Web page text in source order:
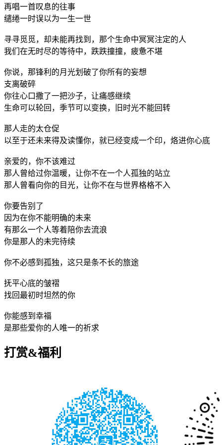
再唱一首叹息的往事
缱绻一时误以为一生一世
寻寻觅觅，却未能再找到，那个生命中冥冥注定的人
我们在无时尽的等待中，跌跌撞撞，疲惫不堪
你说，那锋利的月光划破了你所有的妄想
支离破碎
你往心口撒了一把沙子，让痛感继续
生命可以轮回，季节可以变换，旧时光不能回转
那人走的太仓促
以至于还未来得及读懂你，就已经变成一个印，烙进你心底
亲爱的，你不该难过
那人曾给过你温暖，让你不在一个人孤独的站立
那人曾看向你的目光，让你不在与世界格格不入
你要告别了
因为在你不能明确的未来
有那么一个人等着陪你去流浪
你是那人的未完待续
你不必感到孤独，这只是条不长的旅途
抚平心底的皱褶
找回最初时坦然的你
你能感到幸福
是那些爱你的人唯一的祈求
打赏&福利